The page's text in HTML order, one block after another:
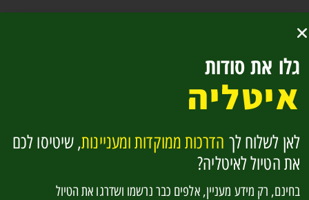
sA
p
a
m
n
g
o
o
יש לך שאלה? רוצה להגיב?
גלו את סודות
איטליה
לאן לשלוח לך הדרכות ממוקדות ומעניינות, שיטיסו לכם
את הטיול לאיטליה?
בחינם, רק מידע מעניין, אלפים כבר נרשמו ושדרגו את הטיול